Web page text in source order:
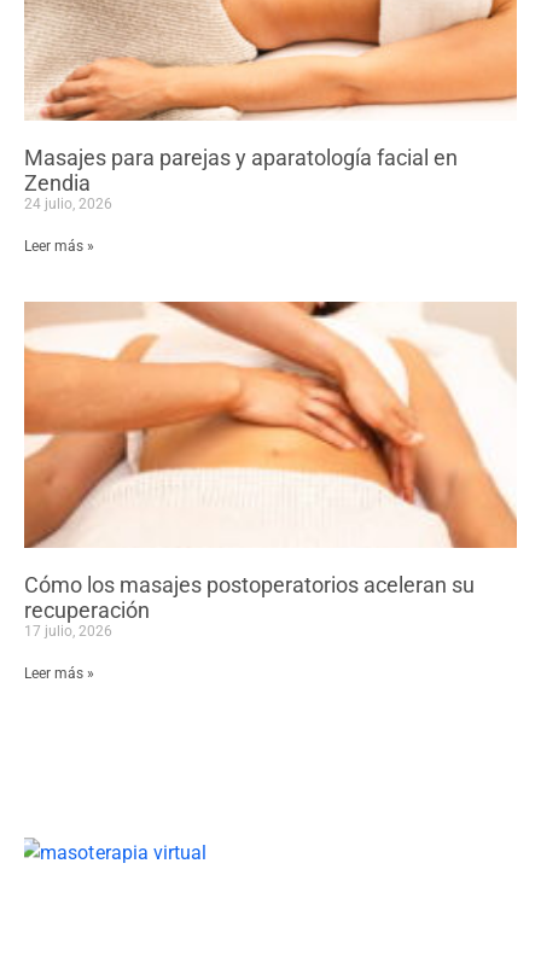
Masajes para parejas y aparatología facial en
Zendia
24 julio, 2026
Leer más »
Cómo los masajes postoperatorios aceleran su
recuperación
17 julio, 2026
Leer más »